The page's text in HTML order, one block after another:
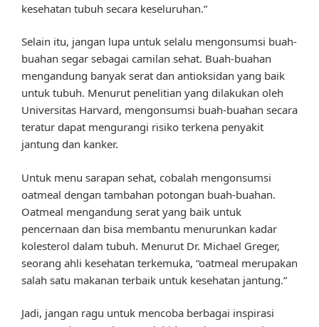
kesehatan tubuh secara keseluruhan.”
Selain itu, jangan lupa untuk selalu mengonsumsi buah-
buahan segar sebagai camilan sehat. Buah-buahan
mengandung banyak serat dan antioksidan yang baik
untuk tubuh. Menurut penelitian yang dilakukan oleh
Universitas Harvard, mengonsumsi buah-buahan secara
teratur dapat mengurangi risiko terkena penyakit
jantung dan kanker.
Untuk menu sarapan sehat, cobalah mengonsumsi
oatmeal dengan tambahan potongan buah-buahan.
Oatmeal mengandung serat yang baik untuk
pencernaan dan bisa membantu menurunkan kadar
kolesterol dalam tubuh. Menurut Dr. Michael Greger,
seorang ahli kesehatan terkemuka, “oatmeal merupakan
salah satu makanan terbaik untuk kesehatan jantung.”
Jadi, jangan ragu untuk mencoba berbagai inspirasi